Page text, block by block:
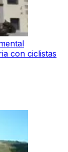
con ciclistas